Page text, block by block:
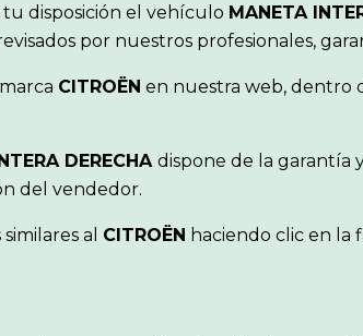
tu disposición el vehículo MANETA
por nuestros profesionales,
CITROËN en nuestra web, dentro
DERECHA dispone de la garantía
del vendedor.
al CITROËN haciendo clic en